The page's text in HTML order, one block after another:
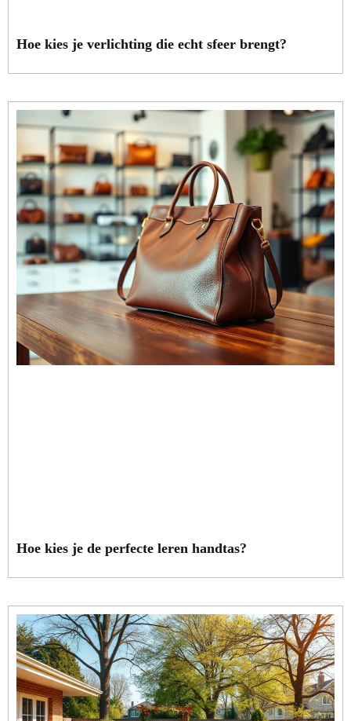
Hoe kies je verlichting die echt sfeer brengt?
Hoe kies je de perfecte leren handtas?